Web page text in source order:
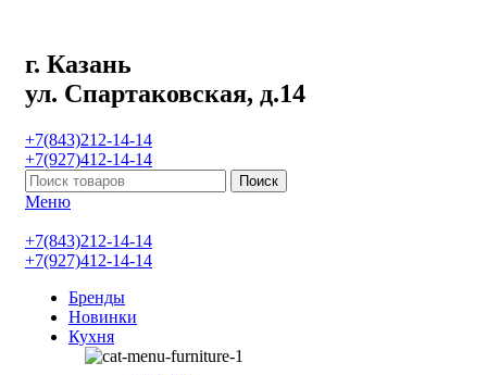
г. Казань
ул. Спартаковская, д.14
+7(843)212-14-14
+7(927)412-14-14
Поиск
Меню
+7(843)212-14-14
+7(927)412-14-14
Бренды
Новинки
Кухня